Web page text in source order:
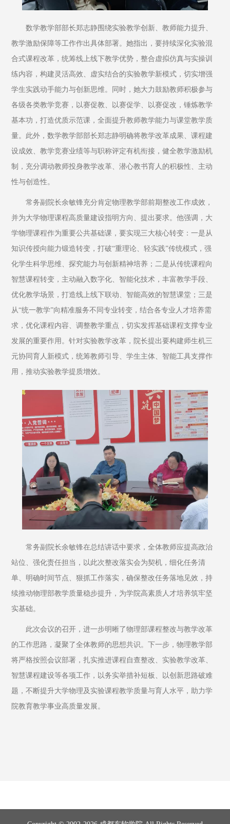
数学教学部部长郑志静围绕实验教学创新、教师能力提升、
教学激励保障等工作作出具体部署。她指出，要持续深化实验混
合式课程改革，统筹线上线下教学优势，整合虚拟仿真与实操训
练内容，构建灵活高效、虚实结合的实验教学新模式，切实增强
学生实践动手能力与创新思维。同时，她大力鼓励教师积极参与
各级各类教学竞赛，以赛促教、以赛促学、以赛促改，锤炼教学
基本功，打造优质示范课，全面提升教师教学能力与课堂教学质
量。此外，数学教学部部长郑志静明确将教学改革成果、课程建
设成效、教学竞赛业绩等与职称评定有机衔接，健全教学激励机
制，充分调动教师投身教学改革、潜心教书育人的积极性、主动
性与创造性。
常务副院长余敏锋充分肯定物理教学部前期整改工作成效，
并为大学物理课程高质量建设指明方向、提出要求。他强调，大
学物理课程作为重要公共基础课，要实现三大核心转变：一是从
知识传授向能力锻造转变，打破“重理论、轻实践”传统模式，强
化学生科学思维、探究能力与创新精神培养；二是从传统课程向
智慧课程转变，主动融入数字化、智能化技术，丰富教学手段、
优化教学场景，打造线上线下联动、智能高效的智慧课堂；三是
从“统一教学”向精准服务不同专业转变，结合各专业人才培养需
求，优化课程内容、调整教学重点，切实发挥基础课程支撑专业
发展的重要作用。针对实验教学改革，院长提出要构建师生机三
元协同育人新模式，统筹教师引导、学生主体、智能工具支撑作
用，推动实验教学提质增效。
常务副院长余敏锋在总结讲话中要求，全体教师应提高政治
站位、强化责任担当，以此次整改落实会为契机，细化任务清
单、明确时间节点、狠抓工作落实，确保整改任务落地见效，持
续推动物理部教学质量稳步提升，为学院高素质人才培养筑牢坚
实基础。
此次会议的召开，进一步明晰了物理部课程整改与教学改革
的工作思路，凝聚了全体教师的思想共识。下一步，物理教学部
将严格按照会议部署，扎实推进课程自查整改、实验教学改革、
智慧课程建设等各项工作，以务实举措补短板、以创新思路破难
题，不断提升大学物理及实验课程教学质量与育人水平，助力学
院教育教学事业高质量发展。